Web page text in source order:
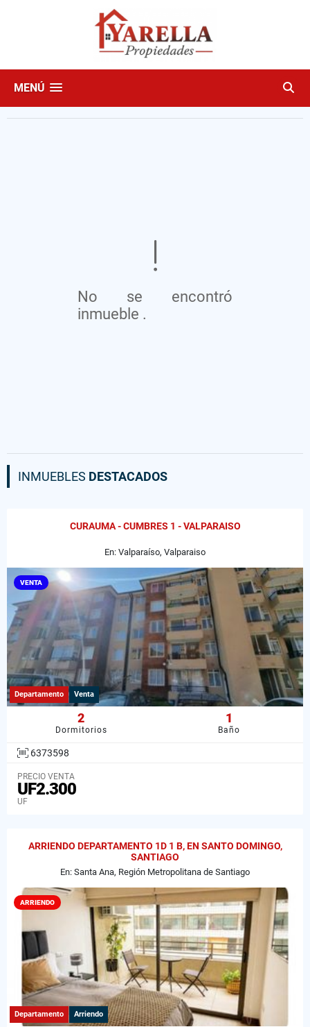
MENÚ
No se encontró
inmueble .
INMUEBLES DESTACADOS
CURAUMA - CUMBRES 1 - VALPARAISO
En: Valparaíso, Valparaiso
VENTA
Departamento Venta
2
Dormitorios
1
Baño
6373598
PRECIO VENTA
UF2.300
UF
ARRIENDO DEPARTAMENTO 1D 1 B, EN SANTO DOMINGO,
SANTIAGO
En: Santa Ana, Región Metropolitana de Santiago
ARRIENDO
Departamento Arriendo